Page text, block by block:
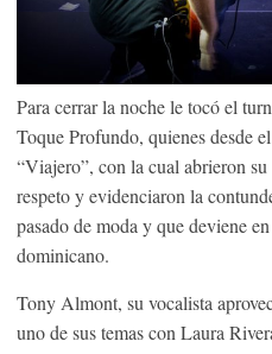
Para cerrar la noche le tocó el
Toque Profundo, quienes desde
“Viajero”, con la cual abrieron
respeto y evidenciaron la
pasado de moda y que deviene
dominicano.
Tony Almont, su vocalista
uno de sus temas con Laura